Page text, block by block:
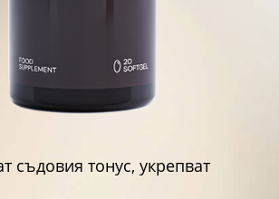
съдовия тонус, укрепват